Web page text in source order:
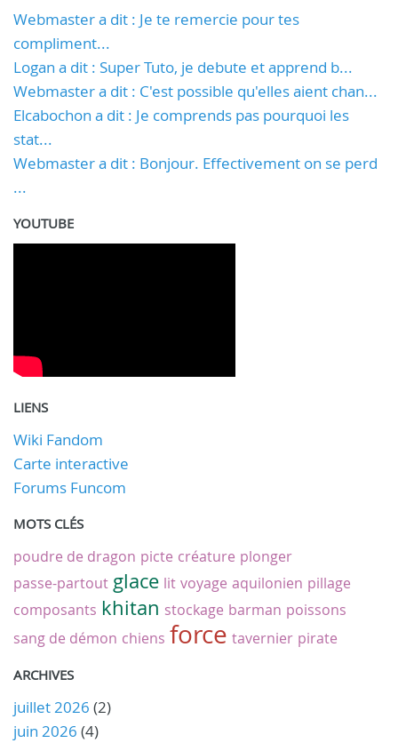
Webmaster a dit : Je te remercie pour tes
compliment...
Logan a dit : Super Tuto, je debute et apprend b...
Webmaster a dit : C'est possible qu'elles aient chan...
Elcabochon a dit : Je comprends pas pourquoi les
stat...
Webmaster a dit : Bonjour. Effectivement on se perd
...
YOUTUBE
LIENS
Wiki Fandom
Carte interactive
Forums Funcom
MOTS CLÉS
poudre de dragon picte créature plonger
passe-partout glace lit voyage aquilonien pillage
composants khitan stockage barman poissons
sang de démon chiens force tavernier pirate
ARCHIVES
juillet 2026 (2)
juin 2026 (4)